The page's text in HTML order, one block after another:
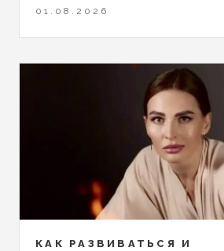
01.08.2026
КАК РАЗВИВАТЬСЯ И